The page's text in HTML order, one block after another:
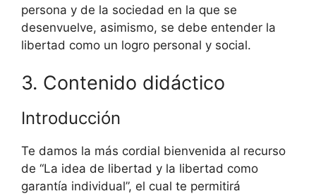
persona y de la sociedad en la que se
desenvuelve, asimismo, se debe entender la
libertad como un logro personal y social.
3. Contenido didáctico
Introducción
Te damos la más cordial bienvenida al recurso
de “La idea de libertad y la libertad como
garantía individual”, el cual te permitirá